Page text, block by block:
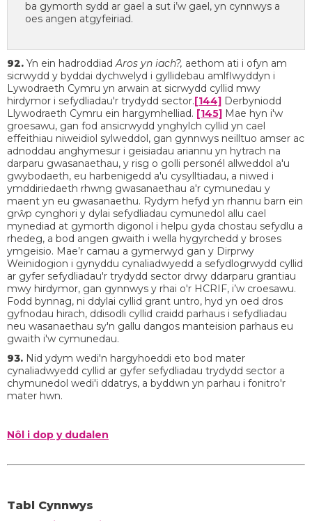
ba gymorth sydd ar gael a sut i’w gael, yn cynnwys a
oes angen atgyfeiriad.
92. Yn ein hadroddiadAros yn iach?, aethom ati i ofyn am
sicrwydd y byddai dychwelyd i gyllidebau amlflwyddyn i
Lywodraeth Cymru yn arwain at sicrwydd cyllid mwy
hirdymor i sefydliadau'r trydydd sector. [144] Derbyniodd
Llywodraeth Cymru ein hargymhelliad. [145] Mae hyn i'w
groesawu, gan fod ansicrwydd ynghylch cyllid yn cael
effeithiau niweidiol sylweddol, gan gynnwys neilltuo amser ac
adnoddau anghymesur i geisiadau ariannu yn hytrach na
darparu gwasanaethau, y risg o golli personél allweddol a'u
gwybodaeth, eu harbenigedd a'u cysylltiadau, a niwed i
ymddiriedaeth rhwng gwasanaethau a'r cymunedau y
maent yn eu gwasanaethu. Rydym hefyd yn rhannu barn ein
grŵp cynghori y dylai sefydliadau cymunedol allu cael
mynediad at gymorth digonol i helpu gyda chostau sefydlu a
rhedeg, a bod angen gwaith i wella hygyrchedd y broses
ymgeisio. Mae’r camau a gymerwyd gan y Dirprwy
Weinidogion i gynyddu cynaliadwyedd a sefydlogrwydd cyllid
ar gyfer sefydliadau'r trydydd sector drwy ddarparu grantiau
mwy hirdymor, gan gynnwys y rhai o'r HCRIF, i’w croesawu.
Fodd bynnag, ni ddylai cyllid grant untro, hyd yn oed dros
gyfnodau hirach, ddisodli cyllid craidd parhaus i sefydliadau
neu wasanaethau sy'n gallu dangos manteision parhaus eu
gwaith i'w cymunedau.
93. Nid ydym wedi'n hargyhoeddi eto bod mater
cynaliadwyedd cyllid ar gyfer sefydliadau trydydd sector a
chymunedol wedi'i ddatrys, a byddwn yn parhau i fonitro'r
mater hwn.
Nôl i dop y dudalen
Tabl Cynnwys